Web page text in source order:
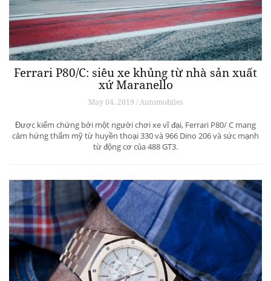
Ferrari P80/C: siêu xe khủng từ ​​nhà sản xuất
xứ Maranello
May 04, 2019 / Automobiles
Được kiểm chứng bởi một người chơi xe vĩ đại, Ferrari P80/ C mang
cảm hứng thẩm mỹ từ huyền thoại 330 và 966 Dino 206 và sức mạnh
từ động cơ của 488 GT3.